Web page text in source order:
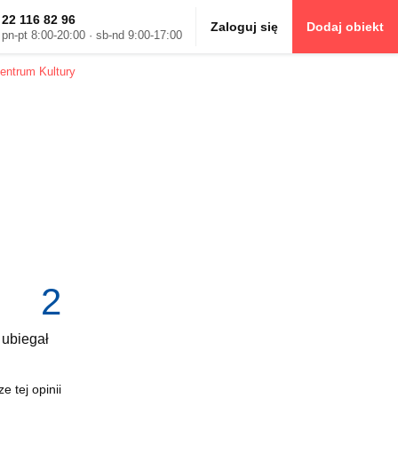
22 116 82 96
pn-pt 8:00-20:00 · sb-nd 9:00-17:00
Zaloguj się Dodaj obiekt
Kultury
2
tej opinii